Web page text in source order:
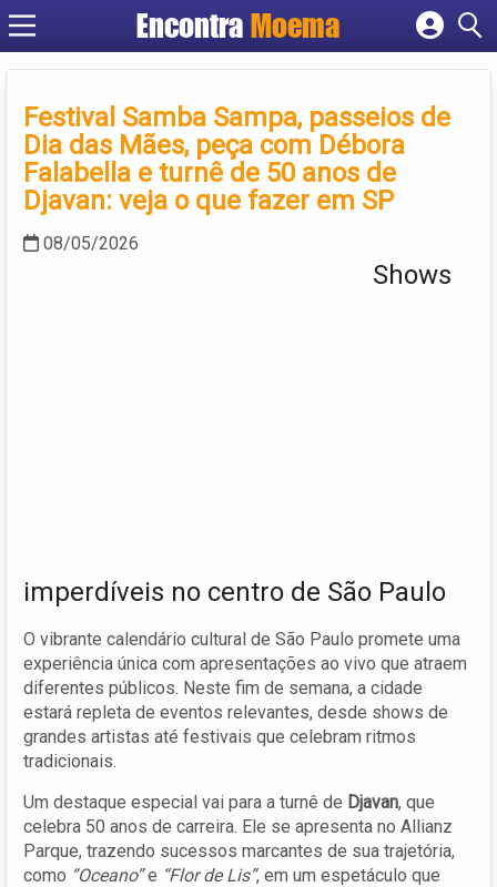
Encontra Moema
Criar conta
Festival Samba Sampa, passeios de
Dia das Mães, peça com Débora
Falabella e turnê de 50 anos de
Djavan: veja o que fazer em SP
08/05/2026
Shows
imperdíveis no centro de São Paulo
O vibrante calendário cultural de São Paulo promete uma
experiência única com apresentações ao vivo que atraem
diferentes públicos. Neste fim de semana, a cidade
estará repleta de eventos relevantes, desde shows de
grandes artistas até festivais que celebram ritmos
tradicionais.
Um destaque especial vai para a turnê de Djavan, que
celebra 50 anos de carreira. Ele se apresenta no Allianz
Parque, trazendo sucessos marcantes de sua trajetória,
como “Oceano”e “Flor de Lis”, em um espetáculo que